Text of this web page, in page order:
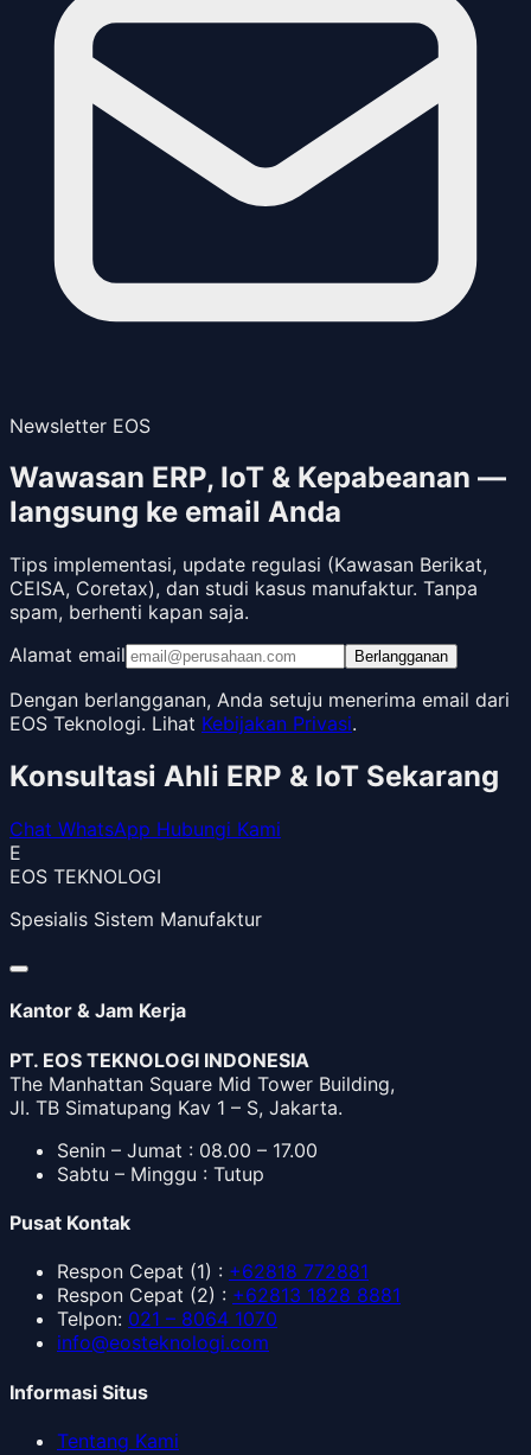
Newsletter EOS
Wawasan ERP, IoT & Kepabeanan —
langsung ke email Anda
Tips implementasi, update regulasi (Kawasan Berikat,
CEISA, Coretax), dan studi kasus manufaktur. Tanpa
spam, berhenti kapan saja.
Alamat email
Berlangganan
Dengan berlangganan, Anda setuju menerima email dari
EOS Teknologi. Lihat Kebijakan Privasi.
Konsultasi Ahli ERP & IoT Sekarang
Chat WhatsApp Hubungi Kami
E
EOS TEKNOLOGI
Spesialis Sistem Manufaktur
Kantor & Jam Kerja
PT. EOS TEKNOLOGI INDONESIA
The Manhattan Square Mid Tower Building,
Jl. TB Simatupang Kav 1 – S, Jakarta.
Senin – Jumat : 08.00 – 17.00
Sabtu – Minggu : Tutup
Pusat Kontak
Respon Cepat (1) : +62818 772881
Respon Cepat (2) : +62813 1828 8881
Telpon: 021 – 8064 1070
info@eosteknologi.com
Informasi Situs
Tentang Kami